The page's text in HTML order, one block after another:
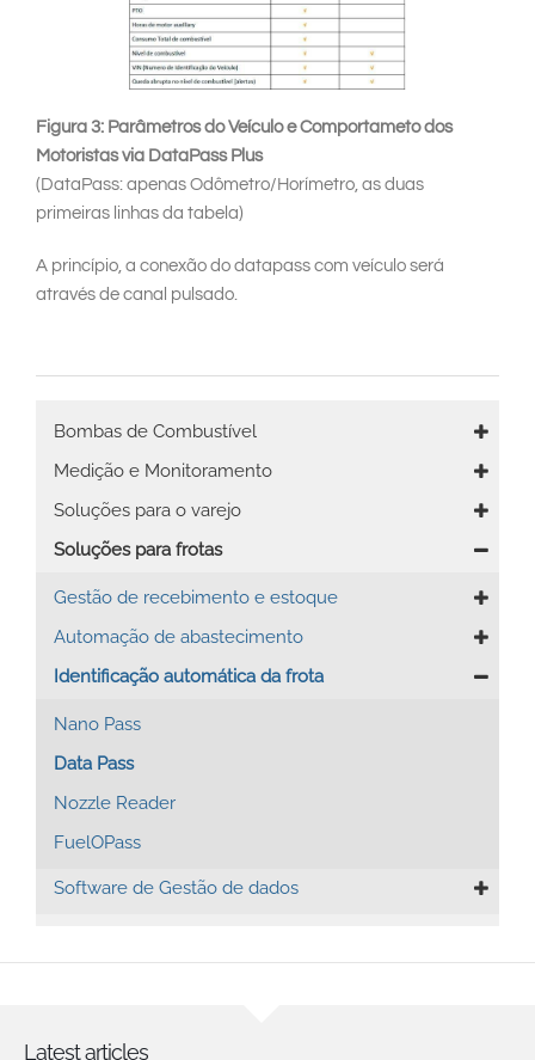
Figura 3: Parâmetros do Veículo e Comportameto dos
Motoristas via DataPass Plus
(DataPass: apenas Odômetro/Horímetro, as duas
primeiras linhas da tabela)
A princípio, a conexão do datapass com veículo será
através de canal pulsado.
Main
navigation
Bombas de Combustível
Medição e Monitoramento
Soluções para o varejo
Soluções para frotas
Gestão de recebimento e estoque
Automação de abastecimento
Identificação automática da frota
Nano Pass
Data Pass
Nozzle Reader
FuelOPass
Software de Gestão de dados
Latest articles